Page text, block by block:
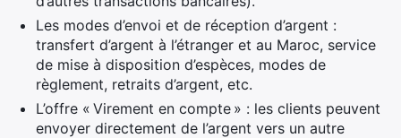
Les modes d’envoi et de réception d’argent :
transfert d’argent à l’étranger et au Maroc, service
de mise à disposition d’espèces, modes de
règlement, retraits d’argent, etc.
L’offre « Virement en compte » : les clients peuvent
envoyer directement de l’argent vers un autre